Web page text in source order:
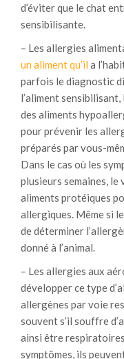
d’éviter que le chat
sensibilisante.
– Les allergies
un aliment qu’il a
parfois le diagnostic
l’aliment
des aliments
pour prévenir les
préparés par vous-
Dans le cas où les
plusieurs semaines,
aliments protéiques
allergiques. Même si
de déterminer
donné à l’animal.
– Les allergies aux
développer ce type
allergènes par voie
souvent s’il souffre
ainsi être
symptômes, ils